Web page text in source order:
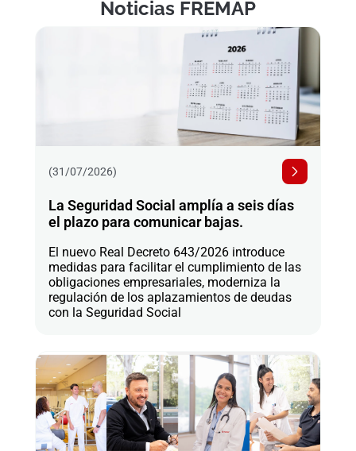
Noticias FREMAP
(31/07/2026)
La Seguridad Social amplía a seis días
el plazo para comunicar bajas.
El nuevo Real Decreto 643/2026 introduce
medidas para facilitar el cumplimiento de las
obligaciones empresariales, moderniza la
regulación de los aplazamientos de deudas
con la Seguridad Social